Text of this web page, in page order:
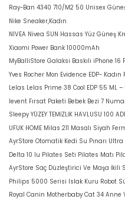
Ray-Ban 4340 710/M2 50 Unisex
Nike Sneaker,Kadın
NIVEA Nivea SUN Hassas Yüz Güneş
Xiaomi Power Bank 10000mAh
MyBalliStore Galaksi Baskılı iPhone 16
Yves Rocher Mon Evidence EDP- Kadın
Lelas Lelas Prime 38 Cool EDP 55 ML
levent Fırsat Paketi Bebek Bezi 7
Sleepy YÜZEY TEMİZLİK HAVLUSU 100
UFUK HOME Milas 211 Masalı Siyah
AyrStore Otomatik Kedi Su Pınarı
Delta 10 lu Pilates Seti Pilates Matı
AyrStore Saç Düzleştirici Ve Maşa İkili
Philips 5000 Serisi Islak Kuru Robot
Royal Canin Motherbaby Cat 34 Anne